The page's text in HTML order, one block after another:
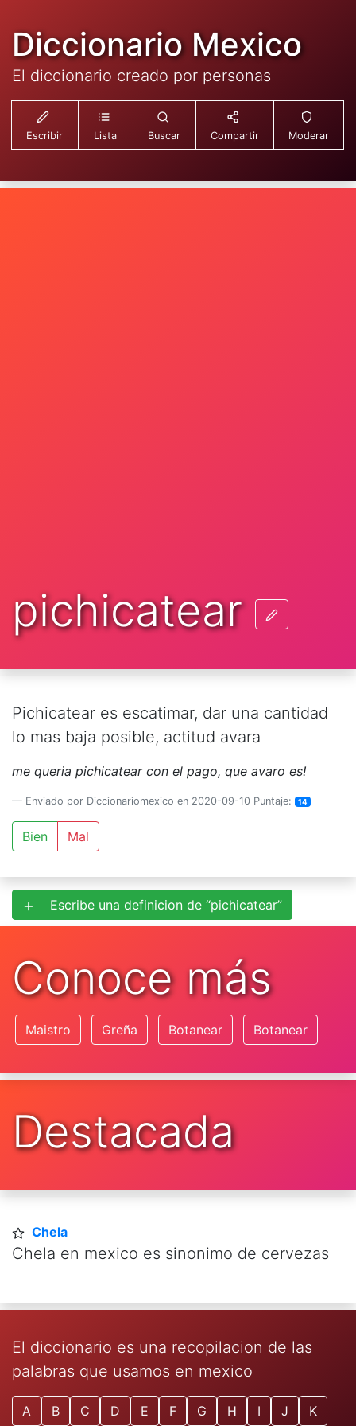
Diccionario Mexico
El diccionario creado por personas
Escribir Lista Buscar Compartir Moderar
pichicatear
Pichicatear es escatimar, dar una cantidad
lo mas baja posible, actitud avara
me queria pichicatear con el pago, que avaro es!
Enviado por Diccionariomexico en 2020-09-10 Puntaje: 14
Bien Mal
Escribe una definicion de “pichicatear”
Conoce más
Maistro Greña Botanear Botanear
Destacada
Chela
Chela en mexico es sinonimo de cervezas
El diccionario es una recopilacion de las
palabras que usamos en mexico
A B C D E F G H I J K